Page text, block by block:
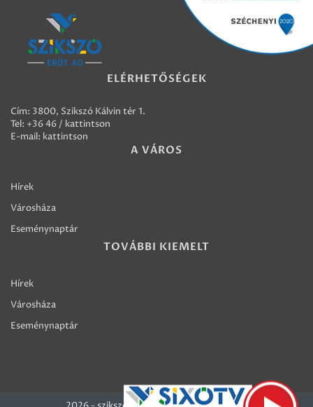
ELÉRHETŐSÉGEK
Cím: 3800, Szikszó Kálvin tér 1.
Tel: +36 46 / kattintson
E-mail: kattintson
A VÁROS
Hírek
Városháza
Eseménynaptár
TOVÁBBI KIEMELT
Hírek
Városháza
Eseménynaptár